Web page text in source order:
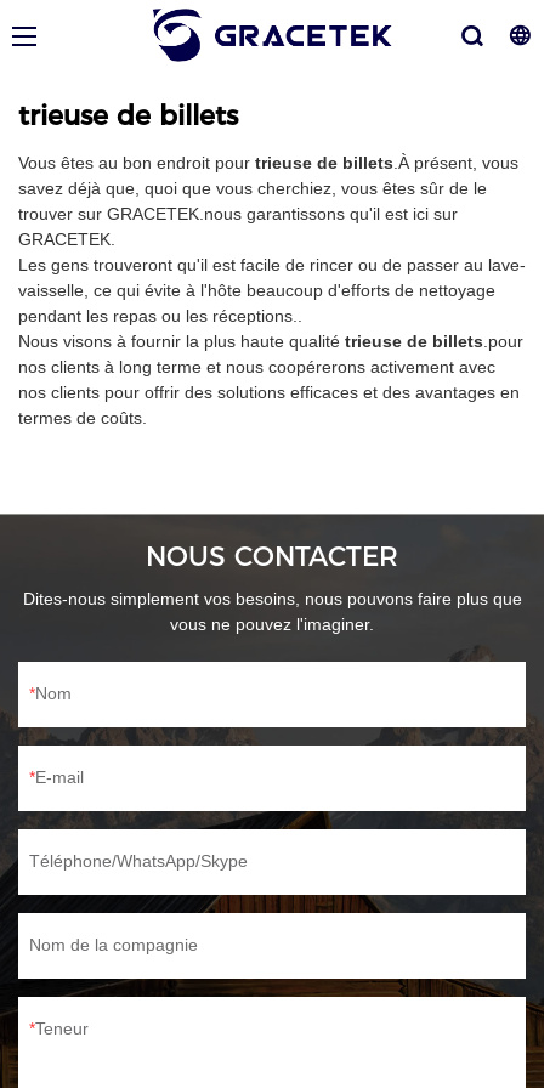
trieuse de billets
Vous êtes au bon endroit pour trieuse de billets.À présent, vous
savez déjà que, quoi que vous cherchiez, vous êtes sûr de le
trouver sur GRACETEK.nous garantissons qu'il est ici sur
GRACETEK.
Les gens trouveront qu'il est facile de rincer ou de passer au lave-
vaisselle, ce qui évite à l'hôte beaucoup d'efforts de nettoyage
pendant les repas ou les réceptions..
Nous visons à fournir la plus haute qualité trieuse de billets.pour
nos clients à long terme et nous coopérerons activement avec
nos clients pour offrir des solutions efficaces et des avantages en
termes de coûts.
NOUS CONTACTER
Dites-nous simplement vos besoins, nous pouvons faire plus que
vous ne pouvez l'imaginer.
Nom
E-mail
Téléphone/WhatsApp/Skype
Nom de la compagnie
Teneur